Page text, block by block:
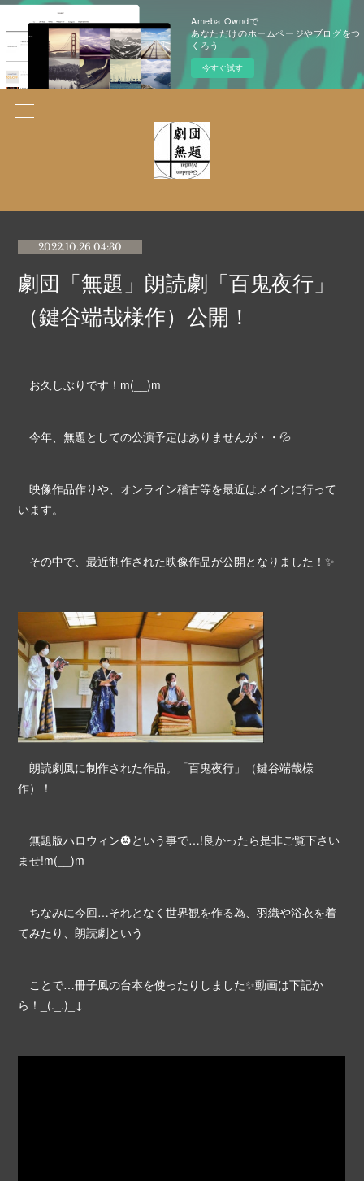
Ameba Owndで
あなただけのホームページやブログをつ
くろう
今すぐ試す
2022.10.26 04:30
劇団「無題」朗読劇「百鬼夜行」
（鍵谷端哉様作）公開！
お久しぶりです！m(__)m
今年、無題としての公演予定はありませんが・・💦
映像作品作りや、オンライン稽古等を最近はメインに行って
います。
その中で、最近制作された映像作品が公開となりました！✨
朗読劇風に制作された作品。「百鬼夜行」（鍵谷端哉様
作）！
無題版ハロウィン🎃という事で…!良かったら是非ご覧下さい
ませ!m(__)m
ちなみに今回…それとなく世界観を作る為、羽織や浴衣を着
てみたり、朗読劇という
ことで…冊子風の台本を使ったりしました✨動画は下記か
ら！_(._.)_↓